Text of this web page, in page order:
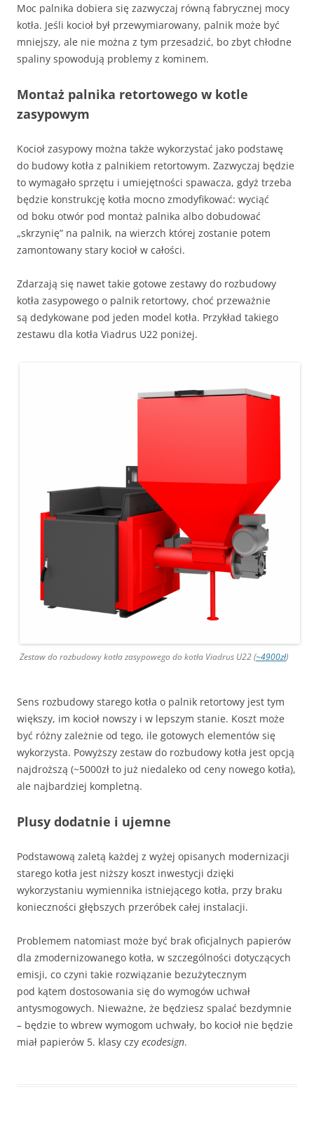
Moc palnika dobiera się zazwyczaj równą fabrycznej mocy
kotła. Jeśli kocioł był przewymiarowany, palnik może być
mniejszy, ale nie można z tym przesadzić, bo zbyt chłodne
spaliny spowodują problemy z kominem.
Montaż palnika retortowego w kotle
zasypowym
Kocioł zasypowy można także wykorzystać jako podstawę
do budowy kotła z palnikiem retortowym. Zazwyczaj będzie
to wymagało sprzętu i umiejętności spawacza, gdyż trzeba
będzie konstrukcję kotła mocno zmodyfikować: wyciąć
od boku otwór pod montaż palnika albo dobudować
„skrzynię” na palnik, na wierzch której zostanie potem
zamontowany stary kocioł w całości.
Zdarzają się nawet takie gotowe zestawy do rozbudowy
kotła zasypowego o palnik retortowy, choć przeważnie
są dedykowane pod jeden model kotła. Przykład takiego
zestawu dla kotła Viadrus U22 poniżej.
Zestaw do rozbudowy kotła zasypowego do kotła Viadrus U22 (~4900zł)
Sens rozbudowy starego kotła o palnik retortowy jest tym
większy, im kocioł nowszy i w lepszym stanie. Koszt może
być różny zależnie od tego, ile gotowych elementów się
wykorzysta. Powyższy zestaw do rozbudowy kotła jest opcją
najdroższą (~5000zł to już niedaleko od ceny nowego kotła),
ale najbardziej kompletną.
Plusy dodatnie i ujemne
Podstawową zaletą każdej z wyżej opisanych modernizacji
starego kotła jest niższy koszt inwestycji dzięki
wykorzystaniu wymiennika istniejącego kotła, przy braku
konieczności głębszych przeróbek całej instalacji.
Problemem natomiast może być brak oficjalnych papierów
dla zmodernizowanego kotła, w szczególności dotyczących
emisji, co czyni takie rozwiązanie bezużytecznym
pod kątem dostosowania się do wymogów uchwał
antysmogowych. Nieważne, że będziesz spalać bezdymnie
– będzie to wbrew wymogom uchwały, bo kocioł nie będzie
miał papierów 5. klasy czy ecodesign.